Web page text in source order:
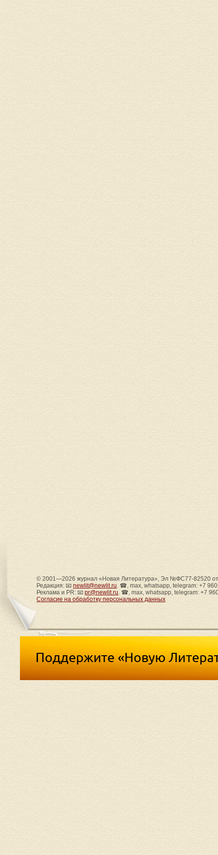
© 2001—2026 журнал «Новая Литература», Эл №ФС77-82520
Редакция: 📧 newlit@newlit.ru. ☎, max, whatsapp, telegram: +7
Реклама и PR: 📧 pr@newlit.ru. ☎, max, whatsapp, telegram: +7
Согласие на обработку персональных данных